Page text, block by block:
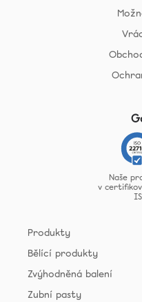
Naše
v
Produkty
Bělící produkty
Zvýhodněná balení
Zubní pasty